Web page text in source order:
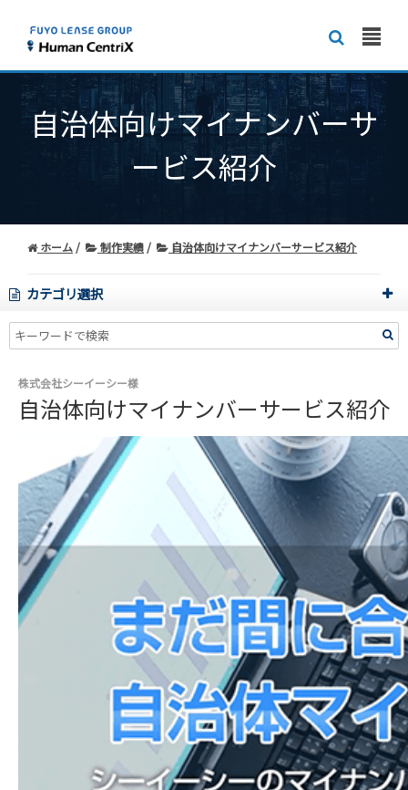
自治体向けマイナンバーサ
ービス紹介
ホーム 制作実績 自治体向けマイナンバーサービス紹介
カテゴリ選択
株式会社シーイーシー様
自治体向けマイナンバーサービス紹介